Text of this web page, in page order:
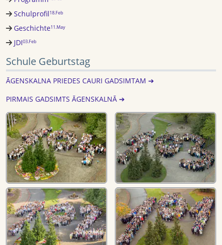
Schulprofil18.Feb
Geschichte11.May
JDI03.Feb
Schule Geburtstag
ĀGENSKALNA PRIEDES CAURI GADSIMTAM ➔
PIRMAIS GADSIMTS ĀGENSKALNĀ ➔